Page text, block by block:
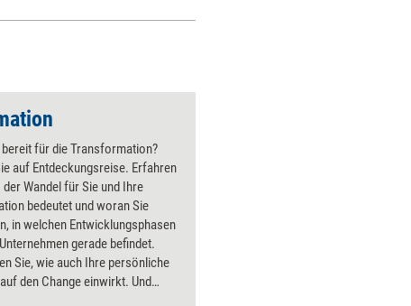
bereit für die Transformation?
auf Entdeckungsreise. Erfahren
der Wandel für Sie und Ihre
bedeutet und woran Sie
in welchen Entwicklungsphasen
gerade befindet.
Sie, wie auch Ihre persönliche
den Change einwirkt. Und